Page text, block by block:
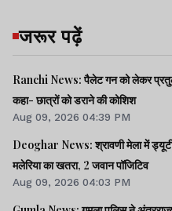
जरूर पढ़ें
Ranchi News: पैलेट गन को लेकर
कहा- छात्रों को डराने की कोशिश
Aug 09, 2026 04:39 PM
Deoghar News: श्रावणी मेला में ड्यूटी
मलेरिया का खतरा, 2 जवान पॉजिटिव
Aug 09, 2026 04:03 PM